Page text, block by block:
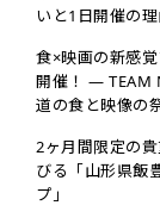
いと1日開催の理
食×映画の新感
開催！ ― TEAM
道の食と映像の
2ヶ月間限定の
びる「山形県飯
プ」